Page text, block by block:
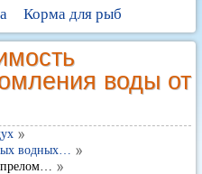
Корма для рыб
воды от
водных…
прелом…